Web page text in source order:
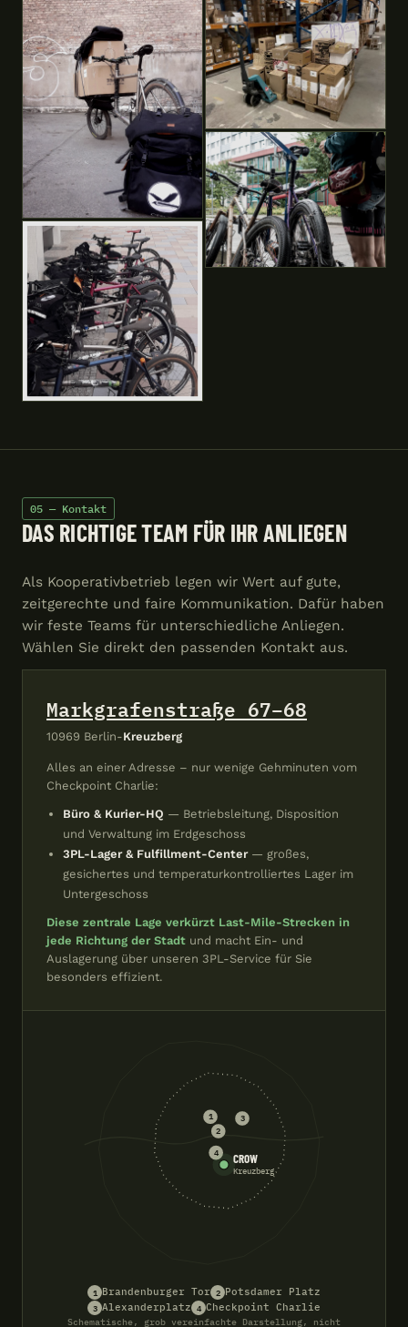
05 — Kontakt
DAS RICHTIGE TEAM FÜR IHR ANLIEGEN
Als Kooperativbetrieb legen wir Wert auf gute,
zeitgerechte und faire Kommunikation. Dafür haben
wir feste Teams für unterschiedliche Anliegen.
Wählen Sie direkt den passenden Kontakt aus.
Markgrafenstraße 67–68
10969 Berlin-Kreuzberg
Alles an einer Adresse – nur wenige Gehminuten vom
Checkpoint Charlie:
Büro & Kurier-HQ — Betriebsleitung, Disposition
und Verwaltung im Erdgeschoss
3PL-Lager & Fulfillment-Center— großes,
gesichertes und temperaturkontrolliertes Lager im
Untergeschoss
Diese zentrale Lage verkürzt Last-Mile-Strecken in
jede Richtung der Stadt und macht Ein- und
Auslagerung über unseren 3PL-Service für Sie
besonders effizient.
1
2
3
4 CROW
Kreuzberg
1 Brandenburger Tor 2 Potsdamer Platz
3 Alexanderplatz 4 Checkpoint Charlie
Schematische, grob vereinfachte Darstellung, nicht